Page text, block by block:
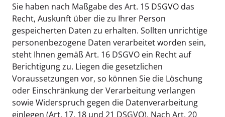
Sie haben nach Maßgabe des Art. 15 DSGVO das
Recht, Auskunft über die zu Ihrer Person
gespeicherten Daten zu erhalten. Sollten unrichtige
personenbezogene Daten verarbeitet worden sein,
steht Ihnen gemäß Art. 16 DSGVO ein Recht auf
Berichtigung zu. Liegen die gesetzlichen
Voraussetzungen vor, so können Sie die Löschung
oder Einschränkung der Verarbeitung verlangen
sowie Widerspruch gegen die Datenverarbeitung
einlegen (Art. 17, 18 und 21 DSGVO). Nach Art. 20